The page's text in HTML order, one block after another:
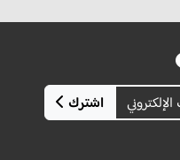
اشترك